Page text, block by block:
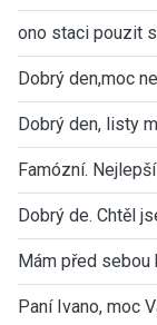
ono staci pouzit
Dobrý den,moc
Dobrý den, listy
Famózní.
Dobrý de. Chtěl
Mám před sebou
Paní Ivano, moc